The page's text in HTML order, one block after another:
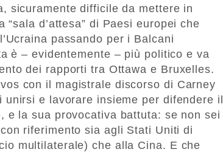
sicuramente difficile da mettere in
d’attesa” di Paesi europei che
passando per i Balcani
è – evidentemente – più politico e va
dei rapporti tra Ottawa e Bruxelles.
con il magistrale discorso di Carney
unirsi e lavorare insieme per difendere il
e la sua provocativa battuta: se non sei
riferimento sia agli Stati Uniti di
multilaterale) che alla Cina. E che